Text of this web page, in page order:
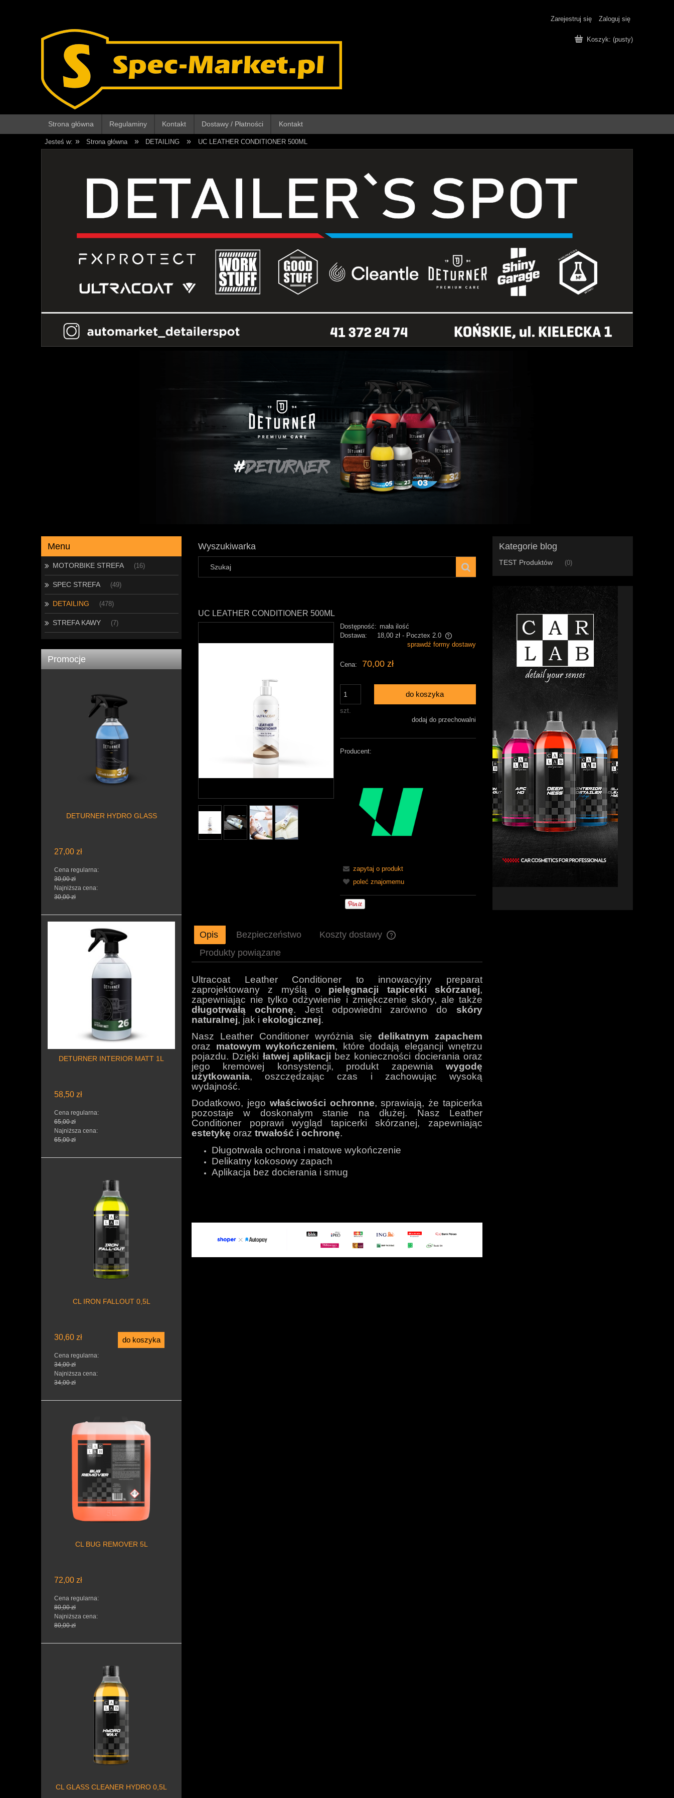
Zarejestruj się Zaloguj się
Koszyk: (pusty)
Strona główna Regulaminy Kontakt Dostawy / Płatności Kontakt
Jesteś w: » Strona główna » DETAILING » UC LEATHER CONDITIONER 500ML
Menu
MOTORBIKE STREFA (16)
SPEC STREFA (49)
DETAILING (478)
STREFA KAWY (7)
Promocje
DETURNER HYDRO GLASS
27,00 zł
Cena regularna:
30,00 zł
Najniższa cena:
30,00 zł
DETURNER INTERIOR MATT 1L
58,50 zł
Cena regularna:
65,00 zł
Najniższa cena:
65,00 zł
CL IRON FALLOUT 0,5L
30,60 zł
Cena regularna:
34,00 zł
Najniższa cena:
34,00 zł
do koszyka
CL BUG REMOVER 5L
72,00 zł
Cena regularna:
80,00 zł
Najniższa cena:
80,00 zł
CL GLASS CLEANER HYDRO 0,5L
Wyszukiwarka
UC LEATHER CONDITIONER 500ML
Dostępność: mała ilość
Dostawa:
18,00 zł - Pocztex 2.0
płatności
sprawdź formy dostawy
Cena: 70,00 zł
szt.
do koszyka
dodaj do przechowalni
Producent:
zapytaj o produkt
poleć znajomemu
Opis Bezpieczeństwo Koszty dostawy
Cena nie zawiera ewentualnych kosztów
Produkty powiązane
Ultracoat Leather Conditioner to innowacyjny preparat
zaprojektowany z myślą o pielęgnacji tapicerki skórzanej,
zapewniając nie tylko odżywienie i zmiękczenie skóry, ale także
długotrwałą ochronę. Jest odpowiedni zarówno doskóry
naturalnej, jak i ekologicznej.
Nasz Leather Conditioner wyróżnia się delikatnym zapachem
oraz matowym wykończeniem, które dodają elegancji wnętrzu
pojazdu. Dzięki łatwej aplikacji bez konieczności docierania oraz
jego kremowej konsystencji, produkt zapewnia wygodę
użytkowania, oszczędzając czas i zachowując wysoką
wydajność.
Dodatkowo, jego właściwości ochronne, sprawiają, że tapicerka
pozostaje w doskonałym stanie na dłużej. Nasz Leather
Conditioner poprawi wygląd tapicerki skórzanej, zapewniając
estetykę oraz trwałość i ochronę.
Długotrwała ochrona i matowe wykończenie
Delikatny kokosowy zapach
Aplikacja bez docierania i smug
Kategorie blog
TEST Produktów (0)